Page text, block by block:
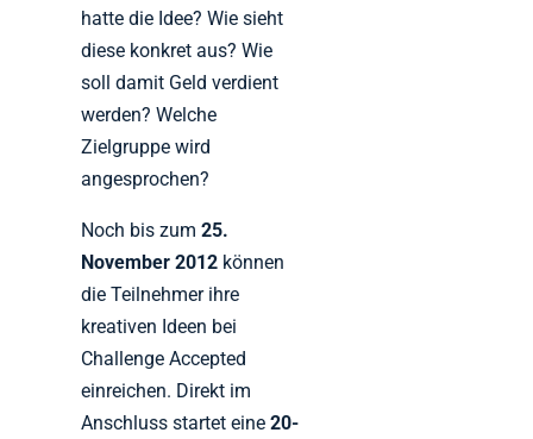
hatte die Idee? Wie sieht
diese konkret aus? Wie
soll damit Geld verdient
werden? Welche
Zielgruppe wird
angesprochen?
Noch bis zum25.
November 2012 können
die Teilnehmer ihre
kreativen Ideen bei
Challenge Accepted
einreichen. Direkt im
Anschluss startet eine20-